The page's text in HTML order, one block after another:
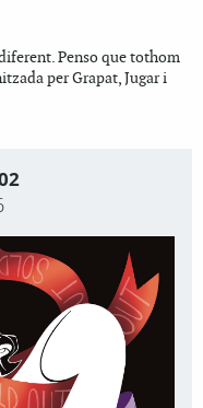
Penso que tothom
per Grapat, Jugar i